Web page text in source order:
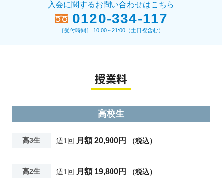
入会に関するお問い合わせはこちら
0120-334-117
［受付時間］ 10:00～21:00（土日祝含む）
授業料
高校生
高3生 週1回 月額 20,900円 （税込）
高2生 週1回 月額 19,800円 （税込）